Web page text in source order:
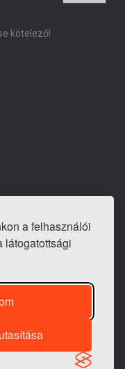
a felhasználói
látogatottsági
kötelező!